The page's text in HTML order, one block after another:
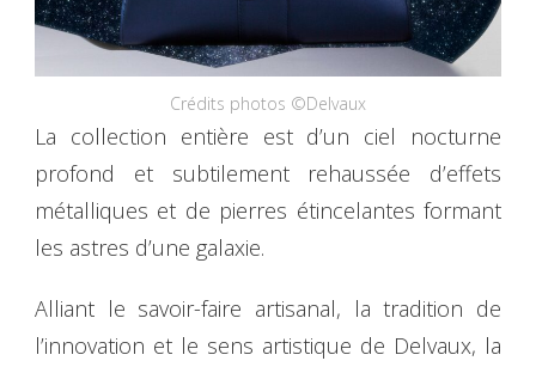
Crédits photos ©Delvaux
La collection entière est d’un ciel nocturne
profond et subtilement rehaussée d’effets
métalliques et de pierres étincelantes formant
les astres d’une galaxie.
Alliant le savoir-faire artisanal, la tradition de
l’innovation et le sens artistique de Delvaux, la